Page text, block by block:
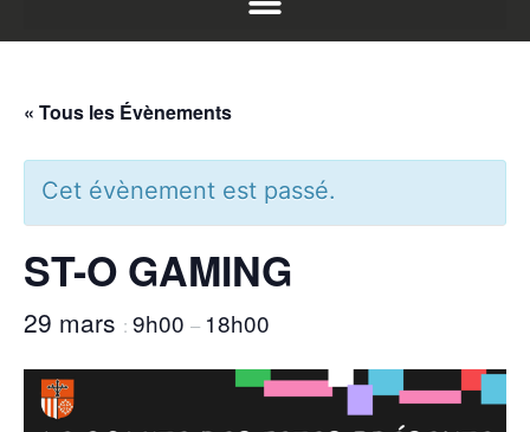
« Tous les Évènements
Cet évènement est passé.
ST-O GAMING
29 mars : 9h00 – 18h00